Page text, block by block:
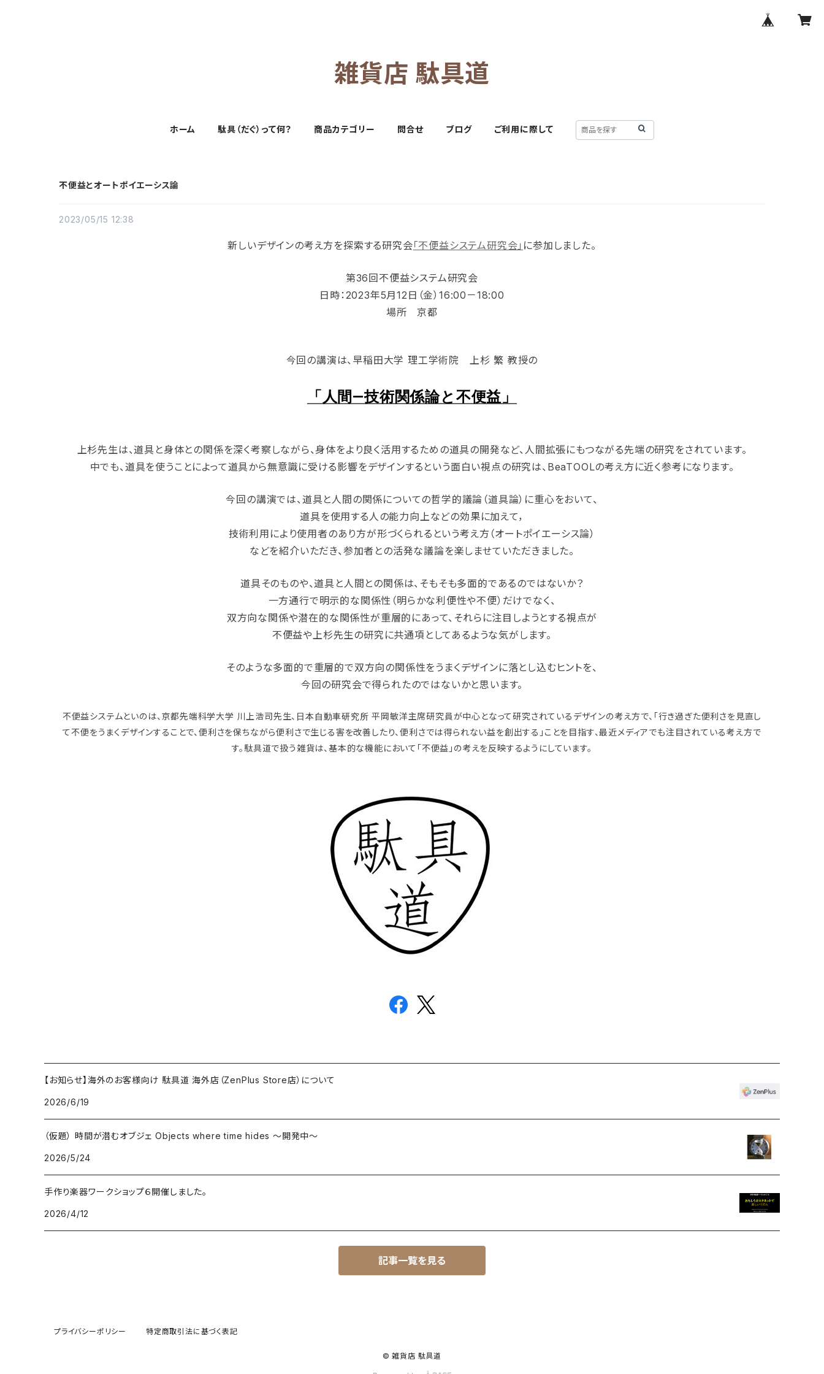
雑貨店 駄具道
ホーム 駄具（だぐ）って何？ 商品カテゴリー 問合せ ブログ ご利用に際して
不便益とオートポイエーシス論
2023/05/15 12:38
新しいデザインの考え方を探索する研究会「不便益システム研究会」 に参加しました。
第36回不便益システム研究会
日時：2023年5月12日（金）16:00－18:00
場所 京都
今回の講演は、早稲田大学 理工学術院 上杉 繁 教授の
「人間―技術関係論と不便益」
上杉先生は、道具と身体との関係を深く考察しながら、身体をより良く活用するための道具の開発など、人間拡張にもつながる先端の研究をされています。
中でも、道具を使うことによって道具から無意識に受ける影響をデザインするという面白い視点の研究は、BeaTOOLの考え方に近く参考になります。
今回の講演では、道具と人間の関係についての哲学的議論（道具論）に重心をおいて、
道具を使用する人の能力向上などの効果に加えて，
技術利用により使用者のあり方が形づくられるという考え方（オートポイエーシス論）
などを紹介いただき、参加者との活発な議論を楽しませていただきました。
道具そのものや、道具と人間との関係は、そもそも多面的であるのではないか？
一方通行で明示的な関係性（明らかな利便性や不便）だけでなく、
双方向な関係や潜在的な関係性が重層的にあって、それらに注目しようとする視点が
不便益や上杉先生の研究に共通項としてあるような気がします。
そのような多面的で重層的で双方向の関係性をうまくデザインに落とし込むヒントを、
今回の研究会で得られたのではないかと思います。
不便益システムといのは、京都先端科学大学 川上浩司先生、 日本自動車研究所 平岡敏洋主席研究員が中心となって研究されているデザインの考え方で、「行き過ぎた便利さを見直し
て不便をうまくデザインすることで、便利さを保ちながら便利さで生じる害を改善したり、便利さでは得られない益を創出する」ことを目指す、最近メディアでも注目されている考え方で
す。駄具道で扱う雑貨は、基本的な機能において「不便益」の考えを反映するようにしています。
【お知らせ】海外のお客様向け 駄具道 海外店（ZenPlus Store店）について
2026/6/19
（仮題） 時間が潜むオブジェ Objects where time hides ～開発中～
2026/5/24
手作り楽器ワークショップ６開催しました。
2026/4/12
記事一覧を見る
プライバシーポリシー 特定商取引法に基づく表記
© 雑貨店 駄具道